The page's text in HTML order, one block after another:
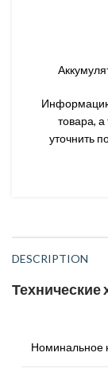
Информацию
товара,
уточнить
DESCRIPTION
Технические
Номинальное